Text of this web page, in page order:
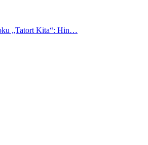
„Tatort Kita“: Hin…